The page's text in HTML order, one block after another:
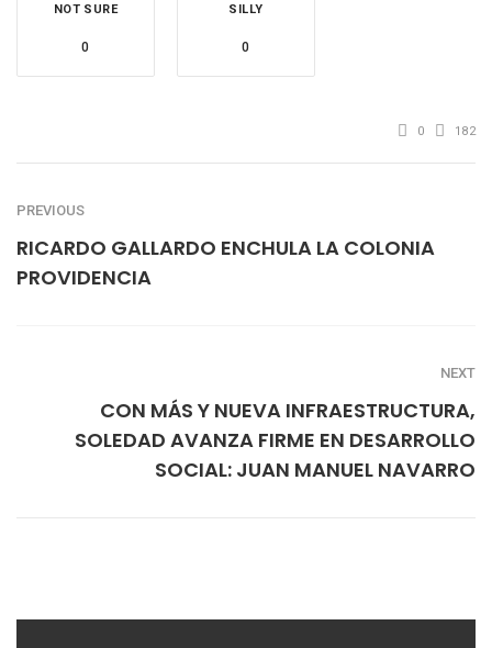
NOT SURE
0
SILLY
0
0 182
PREVIOUS
RICARDO GALLARDO ENCHULA LA COLONIA
PROVIDENCIA
NEXT
CON MÁS Y NUEVA INFRAESTRUCTURA,
SOLEDAD AVANZA FIRME EN DESARROLLO
SOCIAL: JUAN MANUEL NAVARRO